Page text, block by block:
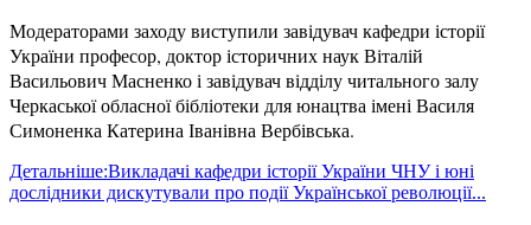
Модераторами заходу виступили завідувач кафедри історії
України професор, доктор історичних наук Віталій
Васильович Масненко і завідувач відділу читального залу
Черкаської обласної бібліотеки для юнацтва імені Василя
Симоненка Катерина Іванівна Вербівська.
Детальніше:Викладачі кафедри історії України ЧНУ і юні
дослідники дискутували про події Української революції...